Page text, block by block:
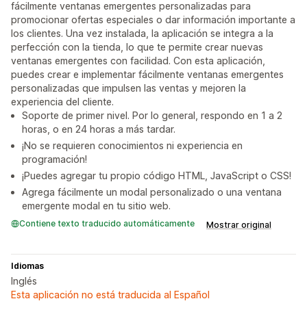
fácilmente ventanas emergentes personalizadas para
promocionar ofertas especiales o dar información importante a
los clientes. Una vez instalada, la aplicación se integra a la
perfección con la tienda, lo que te permite crear nuevas
ventanas emergentes con facilidad. Con esta aplicación,
puedes crear e implementar fácilmente ventanas emergentes
personalizadas que impulsen las ventas y mejoren la
experiencia del cliente.
Soporte de primer nivel. Por lo general, respondo en 1 a 2
horas, o en 24 horas a más tardar.
¡No se requieren conocimientos ni experiencia en
programación!
¡Puedes agregar tu propio código HTML, JavaScript o CSS!
Agrega fácilmente un modal personalizado o una ventana
emergente modal en tu sitio web.
Contiene texto traducido automáticamente Mostrar original
Idiomas
Inglés
Esta aplicación no está traducida al Español